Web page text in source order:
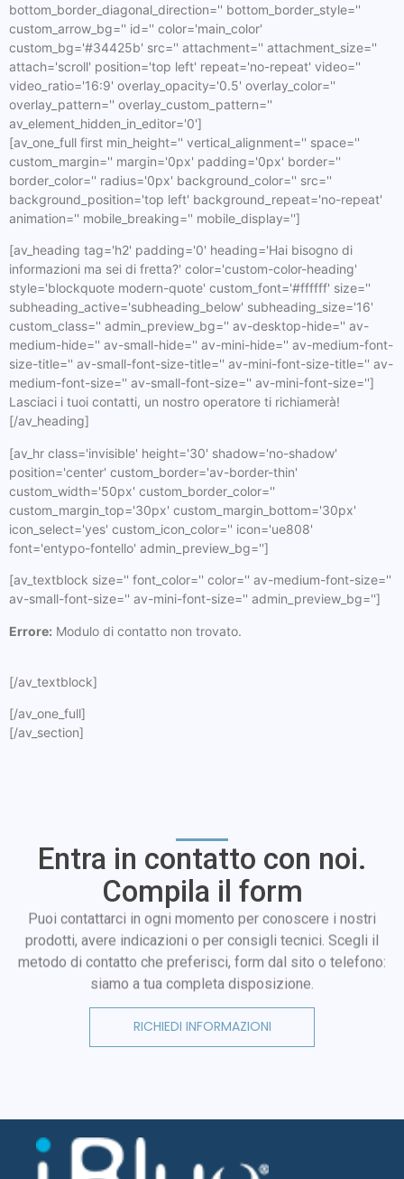
bottom_border_diagonal_direction='' bottom_border_style=''
custom_arrow_bg='' id='' color='main_color'
custom_bg='#34425b' src='' attachment='' attachment_size=''
attach='scroll' position='top left' repeat='no-repeat' video=''
video_ratio='16:9' overlay_opacity='0.5' overlay_color=''
overlay_pattern='' overlay_custom_pattern=''
av_element_hidden_in_editor='0']
[av_one_full first min_height='' vertical_alignment='' space=''
custom_margin='' margin='0px' padding='0px' border=''
border_color='' radius='0px' background_color='' src=''
background_position='top left' background_repeat='no-repeat'
animation='' mobile_breaking='' mobile_display='']
[av_heading tag='h2' padding='0' heading='Hai bisogno di
informazioni ma sei di fretta?' color='custom-color-heading'
style='blockquote modern-quote' custom_font='#ffffff' size=''
subheading_active='subheading_below' subheading_size='16'
custom_class='' admin_preview_bg='' av-desktop-hide='' av-
medium-hide='' av-small-hide='' av-mini-hide='' av-medium-font-
size-title='' av-small-font-size-title='' av-mini-font-size-title='' av-
medium-font-size='' av-small-font-size='' av-mini-font-size='']
Lasciaci i tuoi contatti, un nostro operatore ti richiamerà!
[/av_heading]
[av_hr class='invisible' height='30' shadow='no-shadow'
position='center' custom_border='av-border-thin'
custom_width='50px' custom_border_color=''
custom_margin_top='30px' custom_margin_bottom='30px'
icon_select='yes' custom_icon_color='' icon='ue808'
font='entypo-fontello' admin_preview_bg='']
[av_textblock size='' font_color='' color='' av-medium-font-size=''
av-small-font-size='' av-mini-font-size='' admin_preview_bg='']
Errore: Modulo di contatto non trovato.
[/av_textblock]
[/av_one_full]
[/av_section]
Entra in contatto con noi.
Compila il form
Puoi contattarci in ogni momento per conoscere i nostri
prodotti, avere indicazioni o per consigli tecnici. Scegli il
metodo di contatto che preferisci, form dal sito o telefono:
siamo a tua completa disposizione.
RICHIEDI INFORMAZIONI